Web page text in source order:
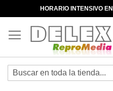
HORARIO INTENSIVO